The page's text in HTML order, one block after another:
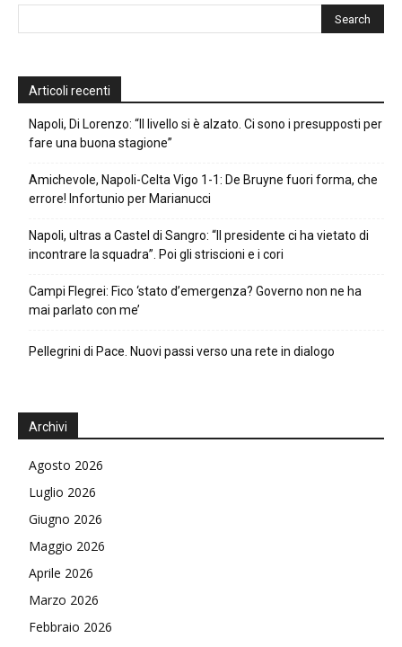
Articoli recenti
Napoli, Di Lorenzo: “Il livello si è alzato. Ci sono i presupposti per
fare una buona stagione”
Amichevole, Napoli-Celta Vigo 1-1: De Bruyne fuori forma, che
errore! Infortunio per Marianucci
Napoli, ultras a Castel di Sangro: “Il presidente ci ha vietato di
incontrare la squadra”. Poi gli striscioni e i cori
Campi Flegrei: Fico ‘stato d’emergenza? Governo non ne ha
mai parlato con me’
Pellegrini di Pace. Nuovi passi verso una rete in dialogo
Archivi
Agosto 2026
Luglio 2026
Giugno 2026
Maggio 2026
Aprile 2026
Marzo 2026
Febbraio 2026